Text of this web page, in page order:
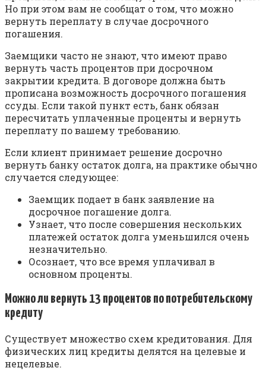
Но при этом вам не сообщат о том, что можно
вернуть переплату в случае досрочного
погашения.
Заемщики часто не знают, что имеют право
вернуть часть процентов при досрочном
закрытии кредита. В договоре должна быть
прописана возможность досрочного погашения
ссуды. Если такой пункт есть, банк обязан
пересчитать уплаченные проценты и вернуть
переплату по вашему требованию.
Если клиент принимает решение досрочно
вернуть банку остаток долга, на практике обычно
случается следующее:
Заемщик подает в банк заявление на
досрочное погашение долга.
Узнает, что после совершения нескольких
платежей остаток долга уменьшился очень
незначительно.
Осознает, что все время уплачивал в
основном проценты.
Можно ли вернуть 13 процентов по потребительскому
кредиту
Существует множество схем кредитования. Для
физических лиц кредиты делятся на целевые и
нецелевые.